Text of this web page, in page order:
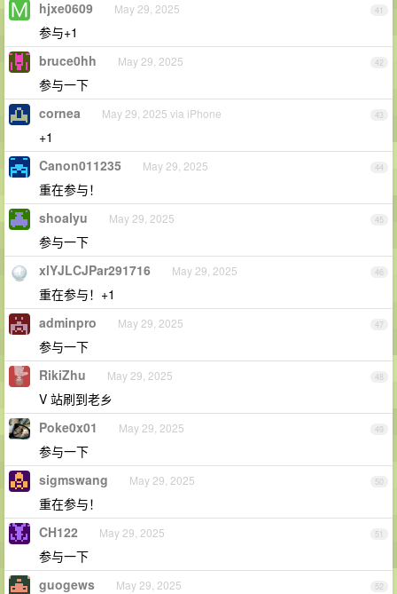
41
hjxe0609 May 29, 2025
参与+1
42
bruce0hh May 29, 2025
参与一下
43
cornea May 29, 2025 via iPhone
+1
44
Canon011235 May 29, 2025
重在参与！
45
shoalyu May 29, 2025
参与一下
46
xlYJLCJPar291716 May 29, 2025
重在参与！+1
47
adminpro May 29, 2025
参与一下
48
RikiZhu May 29, 2025
V 站刷到老乡
49
Poke0x01 May 29, 2025
参与一下
50
sigmswang May 29, 2025
重在参与！
51
CH122 May 29, 2025
参与一下
52
guogews May 29, 2025